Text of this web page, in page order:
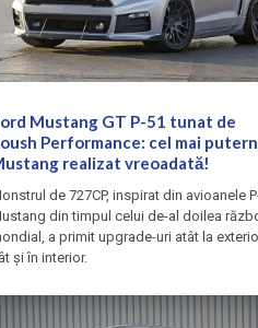
Mustang GT P-51 tunat de
Performance: cel mai
realizat vreoadată!
de 727CP, inspirat din avioanele
din timpul celui de-al doilea
a primit upgrade-uri atât la
și în interior.